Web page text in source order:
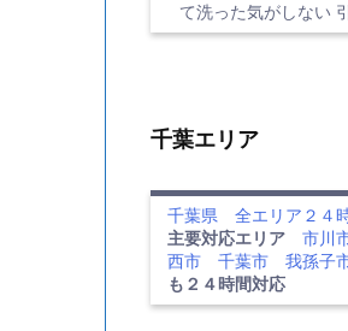
て洗った気がしない
千葉エリア
千葉県 全エリア２４
主要対応エリア
市川
西市
千葉市 我孫子
も２４時間対応